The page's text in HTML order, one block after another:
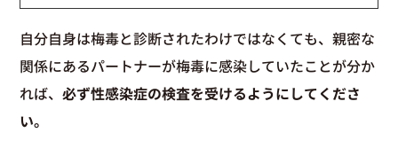
自分自身は梅毒と診断されたわけではなくても、親密な
関係にあるパートナーが梅毒に感染していたことが分か
れば、必ず性感染症の検査を受けるようにしてくださ
い。